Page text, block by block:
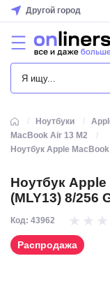
Другой город
КАТАЛОГ
Ноутбуки
MacBook Air 13 M2
Ноутбук Apple
Ноутбук Apple
(MLY13) 8/256
Код: 43962
Распродажа